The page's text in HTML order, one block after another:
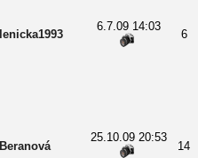
lenicka1993
6.7.09 14:03
6
Beranová
25.10.09 20:53
14